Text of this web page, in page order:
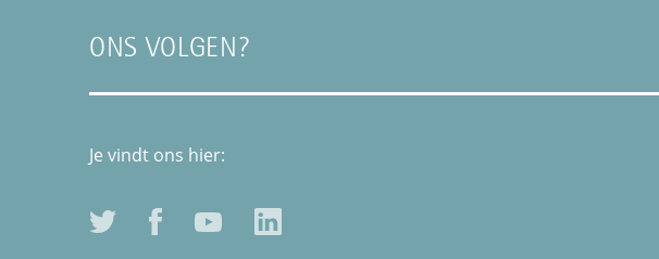
ONS VOLGEN?
Je vindt ons hier: